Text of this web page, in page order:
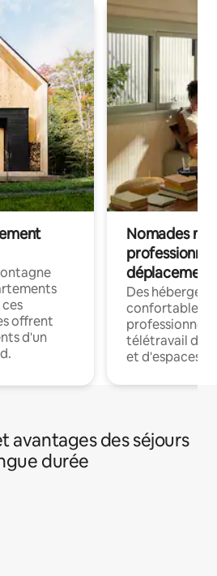
offrent
d'un
Nomades
déplacement
Des
confortables
professionnels
télétravail
et d'espaces
avantages des séjours
durée